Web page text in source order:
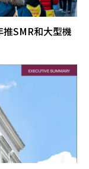
SMR和大型機